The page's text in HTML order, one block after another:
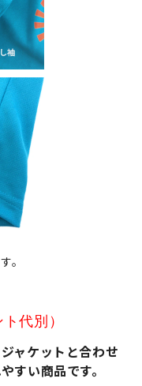
。
代別）
ャケットと合わせ
すい商品です。